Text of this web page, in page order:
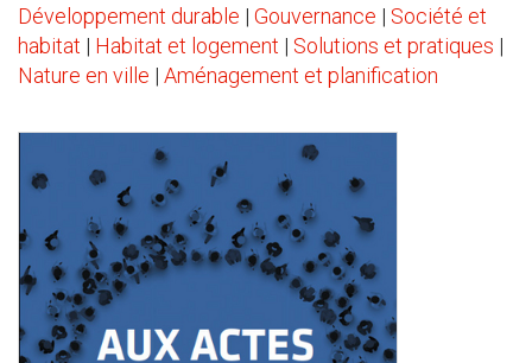
Développement durable | Gouvernance | Société et
habitat | Habitat et logement | Solutions et pratiques |
Nature en ville | Aménagement et planification